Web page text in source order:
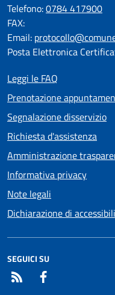
Telefono:0784 417900
FAX:
Email:
Posta Elettronica
Leggi le FAQ
Prenotazione
Segnalazione disservizio
Richiesta d'assistenza
Amministrazione
Informativa privacy
Note legali
Dichiarazione di
SEGUICI SU
RSS